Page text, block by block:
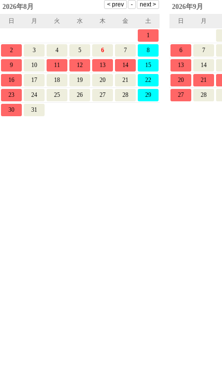
2026年8月
日 月 火 水 木 金 土
1
2 3 4 5 6 7 8
9 10 11 12 13 14 15
16 17 18 19 20 21 22
23 24 25 26 27 28 29
30 31
2026年9月
日 月
6 7
13 14
20 21
27 28